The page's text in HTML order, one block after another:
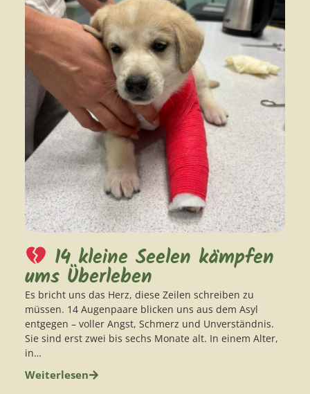
14 kleine Seelen kämpfen
ums Überleben
Es bricht uns das Herz, diese Zeilen schreiben zu
müssen. 14 Augenpaare blicken uns aus dem Asyl
entgegen – voller Angst, Schmerz und Unverständnis.
Sie sind erst zwei bis sechs Monate alt. In einem Alter,
in…
Weiterlesen